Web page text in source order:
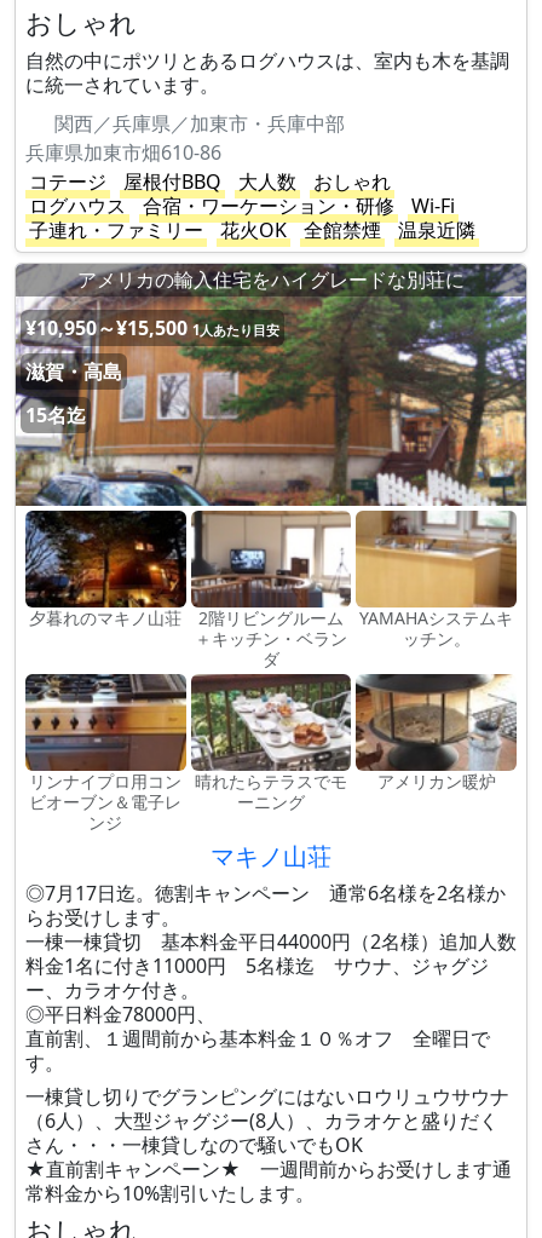
おしゃれ
自然の中にポツリとあるログハウスは、室内も木を基調
に統一されています。
関西／兵庫県／加東市・兵庫中部
兵庫県加東市畑610-86
コテージ
屋根付BBQ 大人数
おしゃれ
ログハウス
合宿・ワーケーション・研修
Wi-Fi
子連れ・ファミリー
花火OK 全館禁煙
温泉近隣
アメリカの輸入住宅をハイグレードな別荘に
¥10,950～¥15,500 1人あたり目安
滋賀・高島
15名迄
夕暮れのマキノ山荘
2階リビングルーム
＋キッチン・ベラン
ダ
YAMAHAシステムキ
ッチン。
リンナイプロ用コン
ビオーブン＆電子レ
ンジ
晴れたらテラスでモ
ーニング
アメリカン暖炉
マキノ山荘
◎7月17日迄。徳割キャンペーン 通常6名様を2名様か
らお受けします。
一棟一棟貸切 基本料金平日44000円（2名様）追加人数
料金1名に付き11000円 5名様迄 サウナ、ジャグジ
ー、カラオケ付き。
◎平日料金78000円、
直前割、１週間前から基本料金１０％オフ 全曜日で
す。
一棟貸し切りでグランピングにはないロウリュウサウナ
（6人）、大型ジャグジー(8人）、カラオケと盛りだく
さん・・・一棟貸しなので騒いでもOK
★直前割キャンペーン★ 一週間前からお受けします通
常料金から10%割引いたします。
おしゃれ